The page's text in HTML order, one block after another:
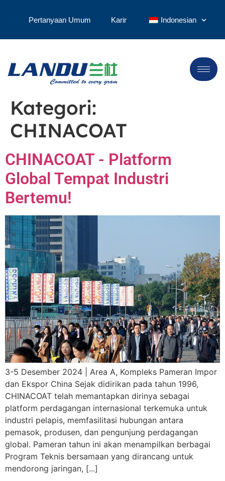
Pertanyaan Umum Karir Indonesian
Kategori:
CHINACOAT
CHINACOAT - Platform
Global Tempat Industri
Bertemu!
3-5 Desember 2024 | Area A, Kompleks Pameran Impor
dan Ekspor China Sejak didirikan pada tahun 1996,
CHINACOAT telah memantapkan dirinya sebagai
platform perdagangan internasional terkemuka untuk
industri pelapis, memfasilitasi hubungan antara
pemasok, produsen, dan pengunjung perdagangan
global. Pameran tahun ini akan menampilkan berbagai
Program Teknis bersamaan yang dirancang untuk
mendorong jaringan, [...]